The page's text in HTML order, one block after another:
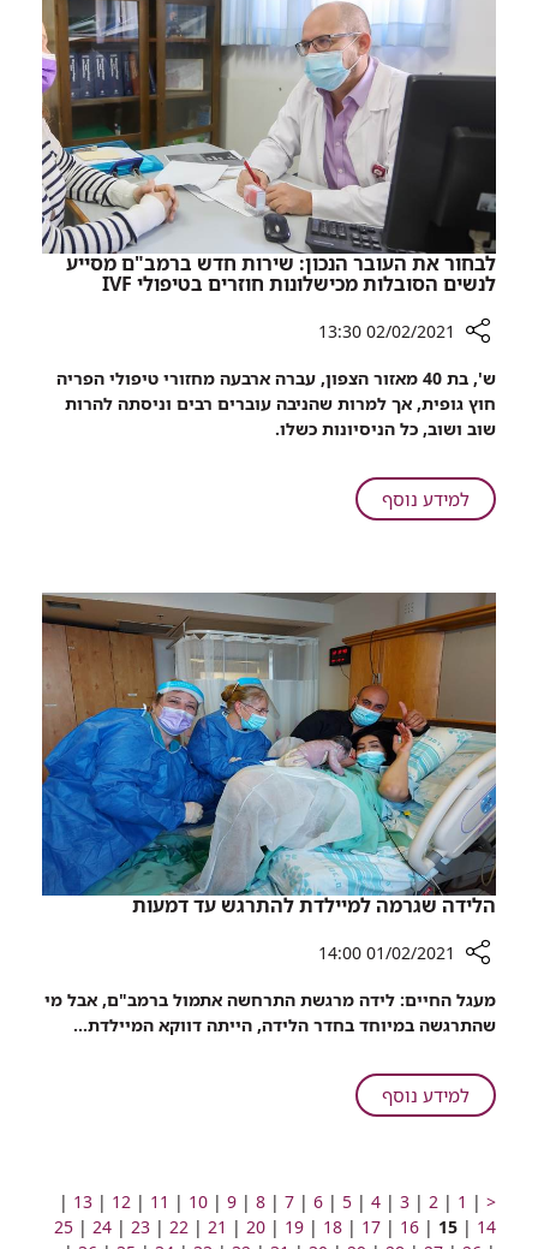
ברמב"ם
מסייעת
לנערות
הפעילות
מינית
לבחור את העובר הנכון: שירות חדש ברמב"ם מסייע
לנשים הסובלות מכישלונות חוזרים בטיפולי IVF
שיתוף
לבחור
את
הנכון:
שירות
מסייע
לנשים
בטיפולי
IVF
02/02/2021 13:30
ש', בת 40 מאזור הצפון, עברה ארבעה מחזורי טיפולי הפריה
חוץ גופית, אך למרות שהניבה עוברים רבים וניסתה להרות
שוב ושוב, כל הניסיונות כשלו.
למידע נוסףעל
לבחור
הנכון:
שירות
חדש
ברמב"ם
מסייע
לנשים
הסובלות
מכישלונות
חוזרים
בטיפולי
IVF
הלידה שגרמה למיילדת להתרגש עד דמעות
שיתוף
הלידה
למיילדת
להתרגש
01/02/2021 14:00
מעגל החיים: לידה מרגשת התרחשה אתמול ברמב"ם, אבל מי
שהתרגשה במיוחד בחדר הלידה, הייתה דווקא המיילדת...
למידע נוסףעל
הלידה
להתרגש
עד
<מעבר
לעמוד
| מעבר
לעמוד
1
| מעבר
לעמוד
2
| מעבר
לעמוד
3
| מעבר
לעמוד
4
| מעבר
לעמוד
5
| מעבר
לעמוד
6
| מעבר
לעמוד
7
| מעבר
לעמוד
8
| מעבר
לעמוד
9
| מעבר
לעמוד
10
| מעבר
לעמוד
11
| מעבר
לעמוד
12
| מעבר
לעמוד
13
|
לעמוד
14
| עמוד
15
| מעבר
16
| מעבר
17
| מעבר
18
| מעבר
19
| מעבר
20
| מעבר
21
| מעבר
22
| מעבר
23
| מעבר
24
| מעבר
25